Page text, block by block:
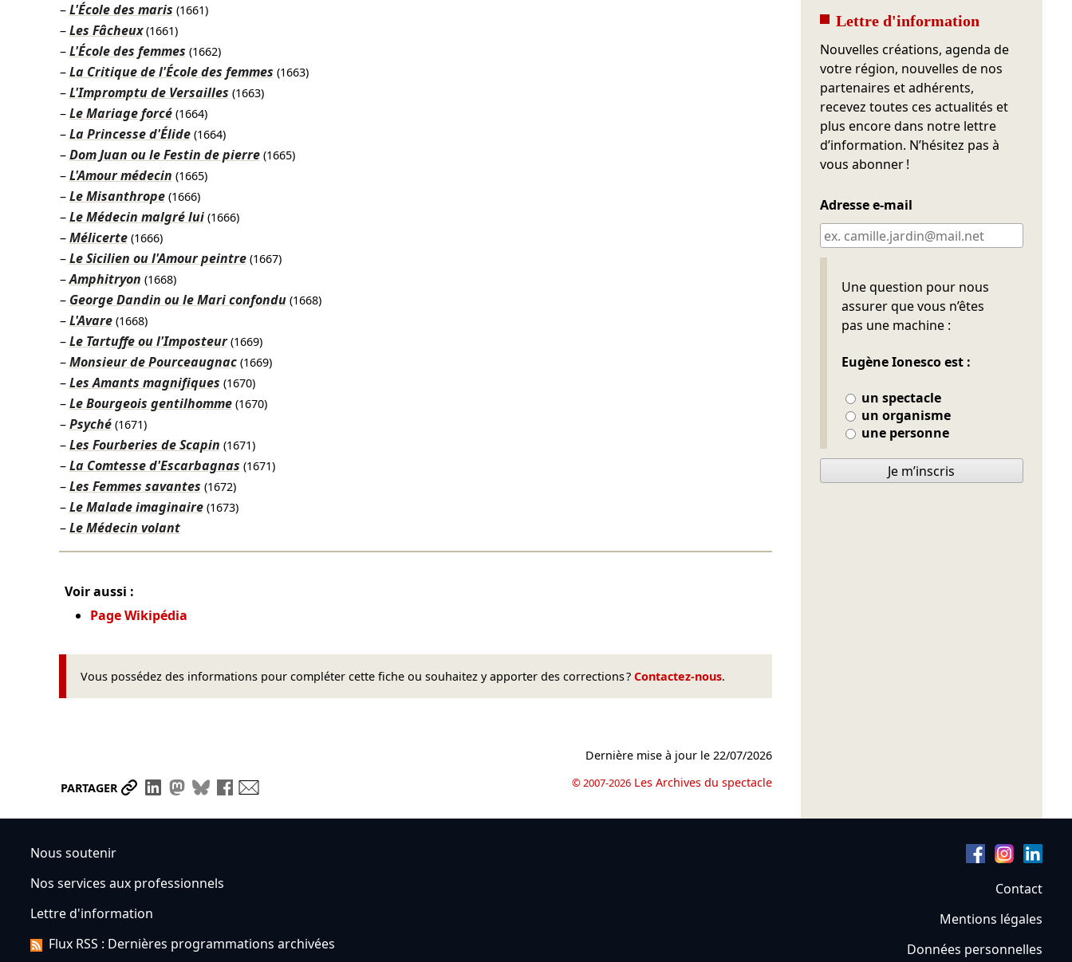
L'École des maris (1661)
Les Fâcheux (1661)
L'École des femmes (1662)
La Critique de l'École des femmes (1663)
L'Impromptu de Versailles (1663)
Le Mariage forcé (1664)
La Princesse d'Élide (1664)
Dom Juan ou le Festin de pierre (1665)
L'Amour médecin (1665)
Le Misanthrope (1666)
Le Médecin malgré lui (1666)
Mélicerte (1666)
Le Sicilien ou l'Amour peintre (1667)
Amphitryon (1668)
George Dandin ou le Mari confondu (1668)
L'Avare (1668)
Le Tartuffe ou l'Imposteur (1669)
Monsieur de Pourceaugnac (1669)
Les Amants magnifiques (1670)
Le Bourgeois gentilhomme (1670)
Psyché (1671)
Les Fourberies de Scapin (1671)
La Comtesse d'Escarbagnas (1671)
Les Femmes savantes (1672)
Le Malade imaginaire (1673)
Le Médecin volant
Voir aussi :
Page Wikipédia
Vous possédez des informations pour compléter cette fiche ou souhaitez y apporter des corrections ? Contactez-nous.
PARTAGER Partager le lien
Partager sur LinkedIn
Partager sur Mastodon
Partager sur Bluesky
Partager sur Facebook
Dernière mise à jour le22/07/2026
© 2007-2026 Les Archives du spectacle
Lettre d'information
Nouvelles créations, agenda de
votre région, nouvelles de nos
partenaires et adhérents,
recevez toutes ces actualités et
plus encore dans notre lettre
d’information. N’hésitez pas à
vous abonner !
Adresse e-mail
Une question pour nous
assurer que vous n’êtes
pas une machine :
Eugène Ionesco est :
un spectacle
un organisme
une personne
Ne pas remplir
Je m’inscris
Nous soutenir
Nos services aux professionnels
Lettre d'information
Flux RSS : Dernières programmations archivées
Contact
Mentions légales
Données personnelles